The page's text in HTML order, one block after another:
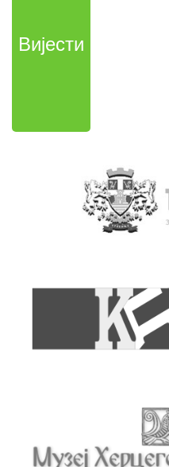
Вијести